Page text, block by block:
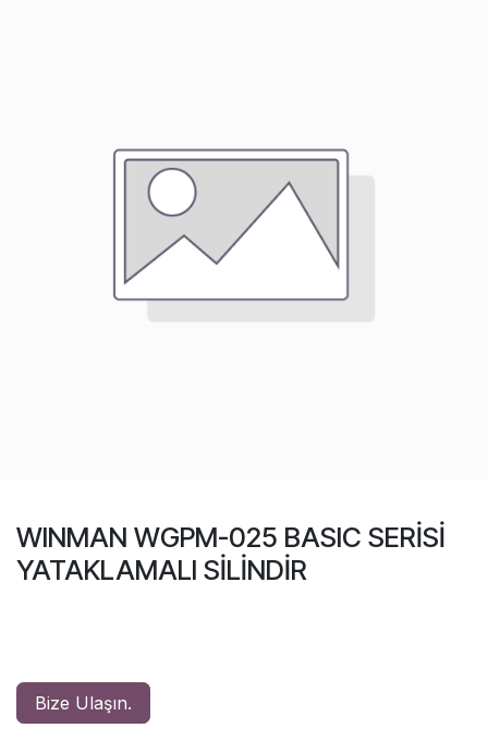
WINMAN WGPM-025 BASIC SERİSİ
YATAKLAMALI SİLİNDİR
Bize Ulaşın.